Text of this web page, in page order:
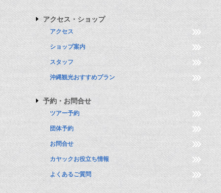
アクセス・ショップ
アクセス
ショップ案内
スタッフ
沖縄観光おすすめプラン
予約・お問合せ
ツアー予約
団体予約
お問合せ
カヤックお役立ち情報
よくあるご質問